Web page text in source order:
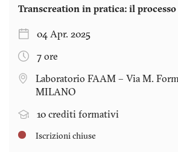
Transcreation in pratica: il
04 Apr. 2025
7 ore
Laboratorio FAAM – Via M.
MILANO
10 crediti formativi
Iscrizioni chiuse